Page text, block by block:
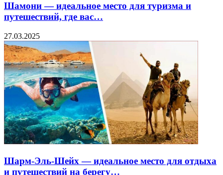
Шамони — идеальное место для туризма и
путешествий, где вас…
27.03.2025
Шарм-Эль-Шейх — идеальное место для отдыха
и путешествий на берегу…